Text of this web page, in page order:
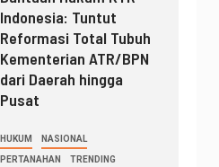
Indonesia: Tuntut
Reformasi Total Tubuh
Kementerian ATR/BPN
dari Daerah hingga
Pusat
HUKUM NASIONAL
PERTANAHAN TRENDING